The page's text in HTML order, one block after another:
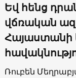
Եվ հենց
վճռական
Հայաստանի
Ռուբեն